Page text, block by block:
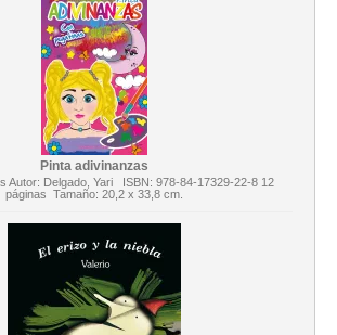
Pinta adivinanzas
Autor: Delgado, Yari ISBN: 978-84-17329-22-8 12
páginas Tamaño: 20,2 x 33,8 cm.